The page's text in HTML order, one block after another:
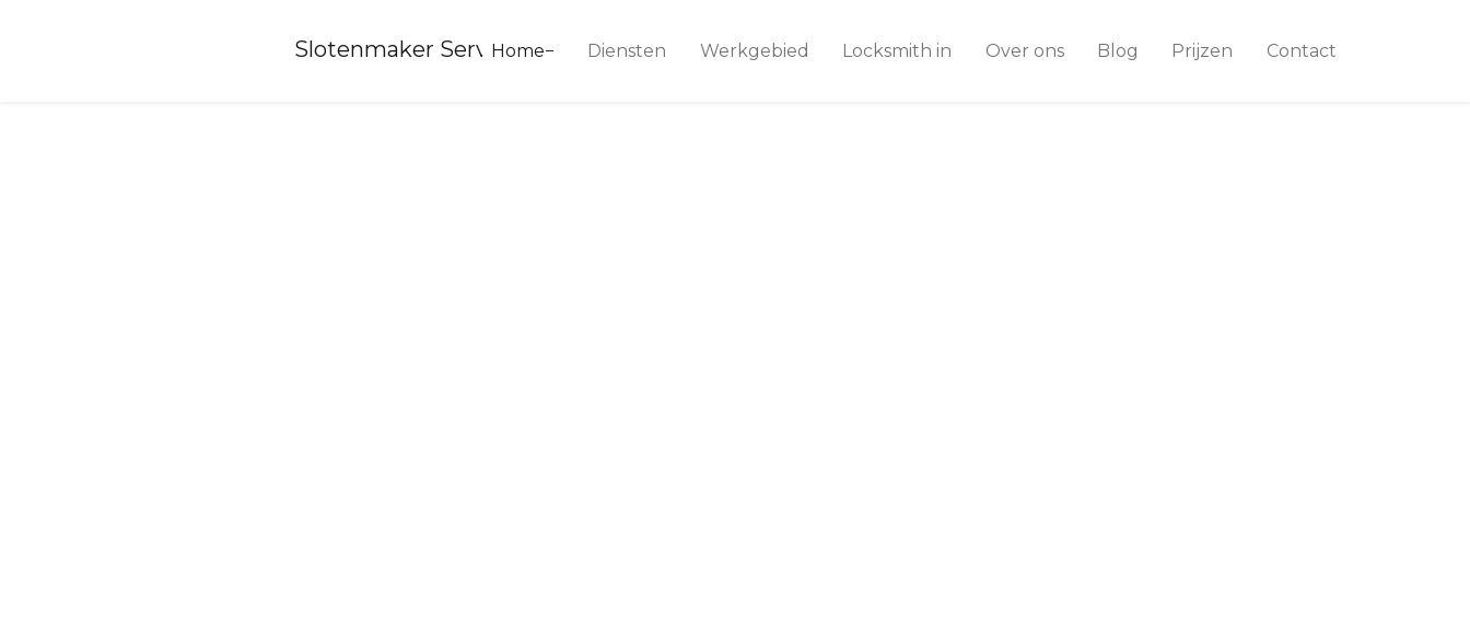
Slotenmaker Service 24
Home Diensten Werkgebied Locksmith in Over ons Blog Prijzen Contact